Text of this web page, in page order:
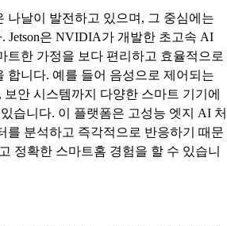
나날이 발전하고 있으며, 그 중심에는
. Jetson은 NVIDIA가 개발한 초고속 AI
트한 가정을 보다 편리하고 효율적으로
합니다. 예를 들어 음성으로 제어되는
안 시스템까지 다양한 스마트 기기에
습니다. 이 플랫폼은 고성능 엣지 AI 처
를 분석하고 즉각적으로 반응하기 때문
정확한 스마트홈 경험을 할 수 있습니